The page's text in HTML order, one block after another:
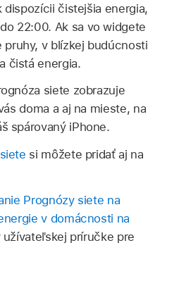
dispozícii čistejšia energia,
22:00. Ak sa vo widgete
pruhy, v blízkej budúcnosti
čistá energia.
siete zobrazuje
doma a aj na mieste, na
spárovaný iPhone.
si môžete pridať aj na
Prognózy siete na
v domácnosti na
užívateľskej príručke pre